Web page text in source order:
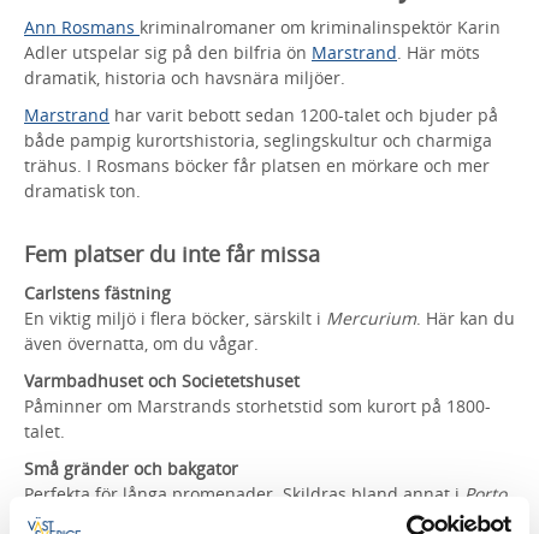
Ann Rosmans kriminalromaner om kriminalinspektör Karin
Adler utspelar sig på den bilfria ön Marstrand. Här möts
dramatik, historia och havsnära miljöer.
Marstrand har varit bebott sedan 1200-talet och bjuder på
både pampig kurortshistoria, seglingskultur och charmiga
trähus. I Rosmans böcker får platsen en mörkare och mer
dramatisk ton.
Fem platser du inte får missa
Carlstens fästning
En viktig miljö i flera böcker, särskilt i Mercurium. Här kan du
även övernatta, om du vågar.
Varmbadhuset och Societetshuset
Påminner om Marstrands storhetstid som kurort på 1800-
talet.
Små gränder och bakgator
Perfekta för långa promenader. Skildras bland annat i Porto
Francos väktare